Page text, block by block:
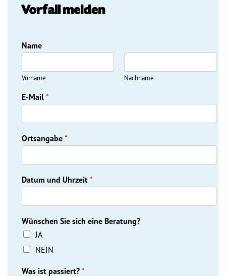
Projekte
Anlaufstelle Nevo Foro (Neue
Stadt)
Bildungsangebote für
Leistungsbehörden und
Sozialberatungsstellen
Antiziganismus – DOSTA
Abgeschlossene Projekte
Materialien
Wissenswertes
Vorfall melden
Name
Vorname Nachname
E-Mail *
Ortsangabe *
Datum und Uhrzeit *
Wünschen Sie sich eine Beratung?
JA
NEIN
Was ist passiert? *